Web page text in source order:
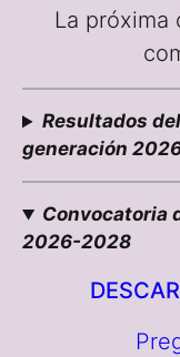
La próxima
Resultados
generación
Convocatoria
2026-2028